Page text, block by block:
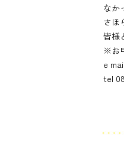
なか
さほ
皆様
※お
e mail
tel